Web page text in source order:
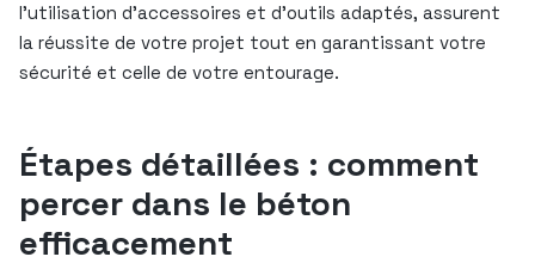
l’utilisation d’accessoires et d’outils adaptés, assurent
la réussite de votre projet tout en garantissant votre
sécurité et celle de votre entourage.
Étapes détaillées : comment
percer dans le béton
efficacement